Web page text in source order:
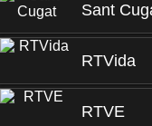
Sant
RTVida
RTVE